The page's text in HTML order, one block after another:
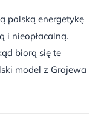
polską energetykę
i nieopłacalną.
biorą się te
model z Grajewa